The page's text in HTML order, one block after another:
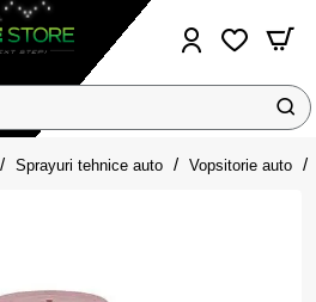
Sprayuri tehnice auto Vopsitorie auto